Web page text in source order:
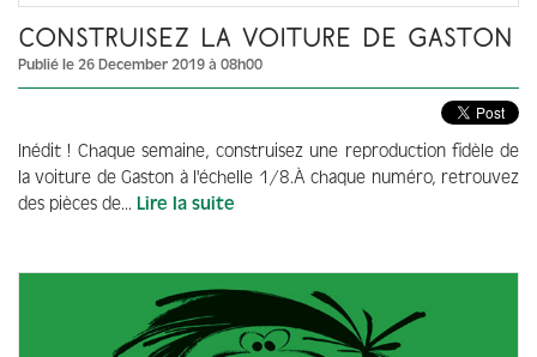
CONSTRUISEZ LA VOITURE DE GASTON
Publié le 26 December 2019 à 08h00
Inédit ! Chaque semaine, construisez une reproduction fidèle de
la voiture de Gaston à l'échelle 1/8.À chaque numéro, retrouvez
des pièces de... Lire la suite